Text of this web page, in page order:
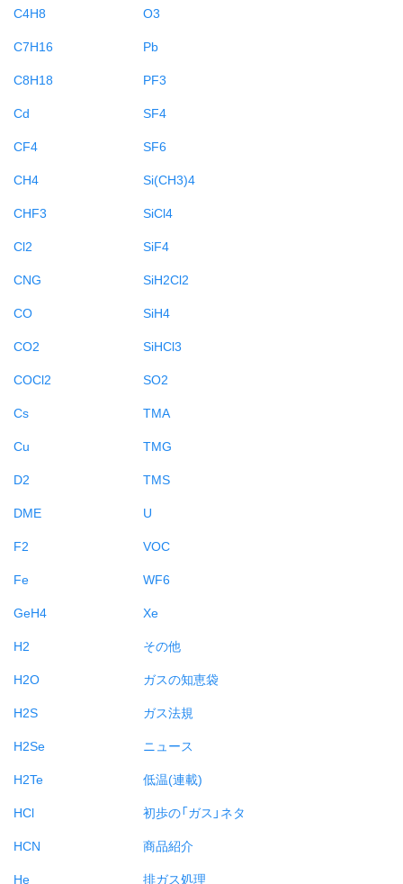
C4H8
C7H16
C8H18
Cd
CF4
CH4
CHF3
Cl2
CNG
CO
CO2
COCl2
Cs
Cu
D2
DME
F2
Fe
GeH4
H2
H2O
H2S
H2Se
H2Te
HCl
HCN
He
O3
Pb
PF3
SF4
SF6
Si(CH3)4
SiCl4
SiF4
SiH2Cl2
SiH4
SiHCl3
SO2
TMA
TMG
TMS
U
VOC
WF6
Xe
その他
ガスの知恵袋
ガス法規
ニュース
低温(連載)
初歩の「ガス」ネタ
商品紹介
排ガス処理